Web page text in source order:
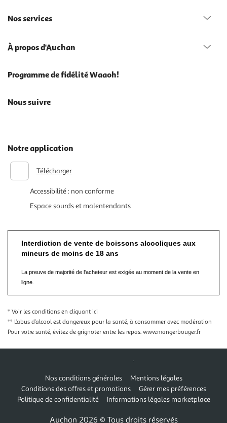
Nos services
À propos d'Auchan
Programme de fidélité Waaoh!
Nous suivre
Notre application
Télécharger
Accessibilité : non conforme
Espace sourds et malentendants
Interdiction de vente de boissons alcooliques aux
mineurs de moins de 18 ans
La preuve de majorité de l'acheteur est exigée au moment de la vente en
ligne.
* Voir les conditions en cliquant ici
** L’abus d’alcool est dangereux pour la santé, à consommer avec modération
Pour votre santé, évitez de grignoter entre les repas. www.mangerbouger.fr
Nos conditions générales
Mentions légales
Conditions des offres et promotions
Gérer mes préférences
Politique de confidentialité
Informations légales marketplace
Auchan 2026 © Tous droits réservés